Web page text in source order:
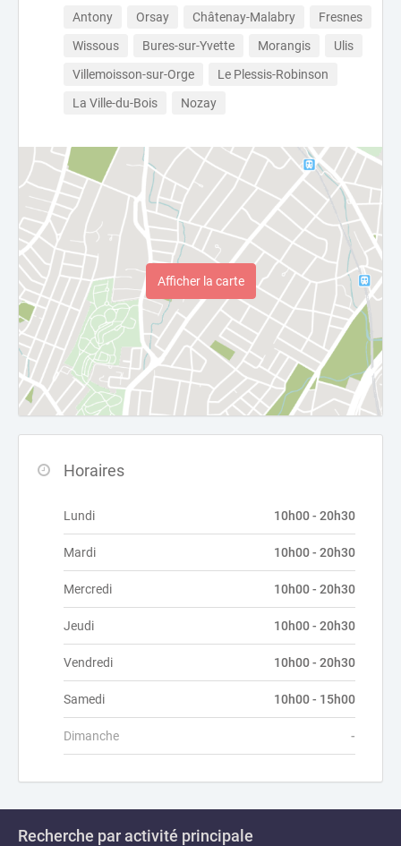
Antony
Orsay Châtenay-Malabry
Fresnes
Wissous
Bures-sur-Yvette Morangis
Ulis
Villemoisson-sur-Orge
Le Plessis-Robinson
La Ville-du-Bois
Nozay
Afficher la carte
Horaires
Lundi 10h00 - 20h30
Mardi 10h00 - 20h30
Mercredi 10h00 - 20h30
Jeudi 10h00 - 20h30
Vendredi 10h00 - 20h30
Samedi 10h00 - 15h00
Dimanche -
Recherche par activité principale